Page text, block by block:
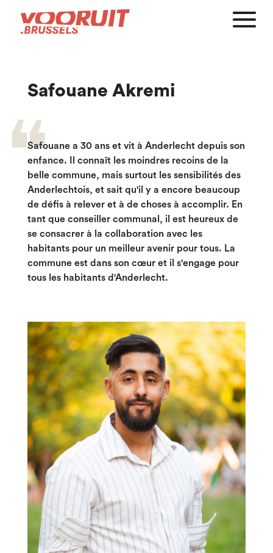
Safouane Akremi
Safouane a 30 ans et vit à Anderlecht depuis son
enfance. Il connaît les moindres recoins de la
belle commune, mais surtout les sensibilités des
Anderlechtois, et sait qu'il y a encore beaucoup
de défis à relever et à de choses à accomplir. En
tant que conseiller communal, il est heureux de
se consacrer à la collaboration avec les
habitants pour un meilleur avenir pour tous. La
commune est dans son cœur et il s'engage pour
tous les habitants d'Anderlecht.